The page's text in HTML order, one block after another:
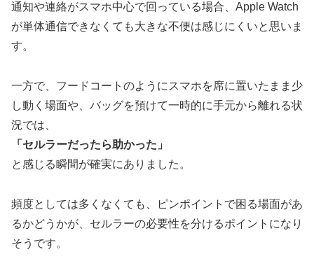
通知や連絡がスマホ中心で回っている場合、Apple Watch
が単体通信できなくても大きな不便は感じにくいと思いま
す。
一方で、フードコートのようにスマホを席に置いたまま少
し動く場面や、バッグを預けて一時的に手元から離れる状
況では、
「セルラーだったら助かった」
と感じる瞬間が確実にありました。
頻度としては多くなくても、ピンポイントで困る場面があ
るかどうかが、セルラーの必要性を分けるポイントになり
そうです。